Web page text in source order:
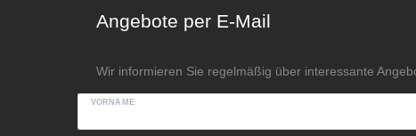
Angebote per E-Mail
Wir informieren Sie regelmäßig über interessante
VORNAME